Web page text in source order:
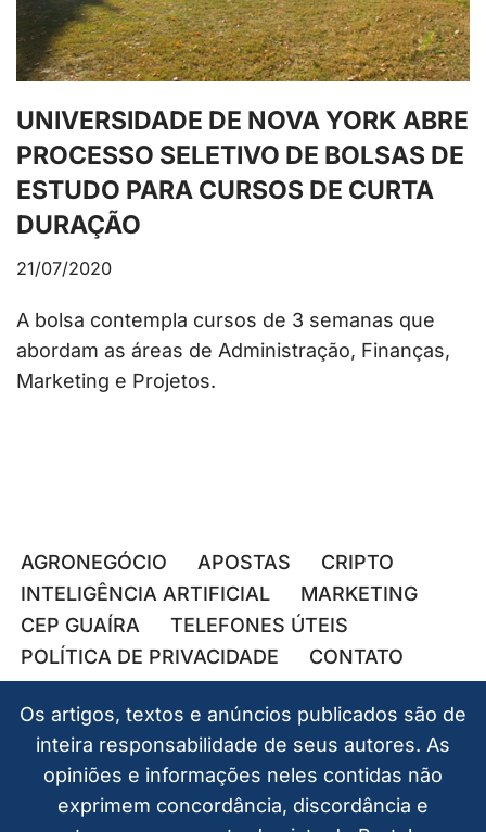
UNIVERSIDADE DE NOVA YORK ABRE
PROCESSO SELETIVO DE BOLSAS DE
ESTUDO PARA CURSOS DE CURTA
DURAÇÃO
21/07/2020
A bolsa contempla cursos de 3 semanas que
abordam as áreas de Administração, Finanças,
Marketing e Projetos.
AGRONEGÓCIO APOSTAS
CRIPTO
INTELIGÊNCIA ARTIFICIAL
MARKETING
CEP GUAÍRA
TELEFONES ÚTEIS
POLÍTICA DE PRIVACIDADE
CONTATO
Os artigos, textos e anúncios publicados são de
inteira responsabilidade de seus autores. As
opiniões e informações neles contidas não
exprimem concordância, discordância e